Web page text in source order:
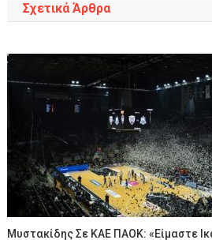
Σχετικά Άρθρα
Μυστακίδης Σε ΚΑΕ ΠΑΟΚ: «Είμαστε